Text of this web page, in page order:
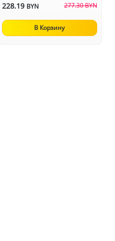
228.19 BYN 277.30 BYN
В Корзину